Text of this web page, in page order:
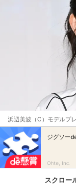
浜辺美波（C）モデルプ
ジグソー
Ohte, Inc.
スクロー